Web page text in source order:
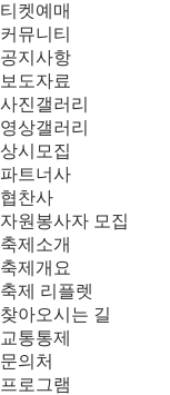
티켓예매
커뮤니티
공지사항
보도자료
사진갤러리
영상갤러리
상시모집
파트너사
협찬사
자원봉사자 모집
축제소개
축제개요
축제 리플렛
찾아오시는 길
교통통제
문의처
프로그램